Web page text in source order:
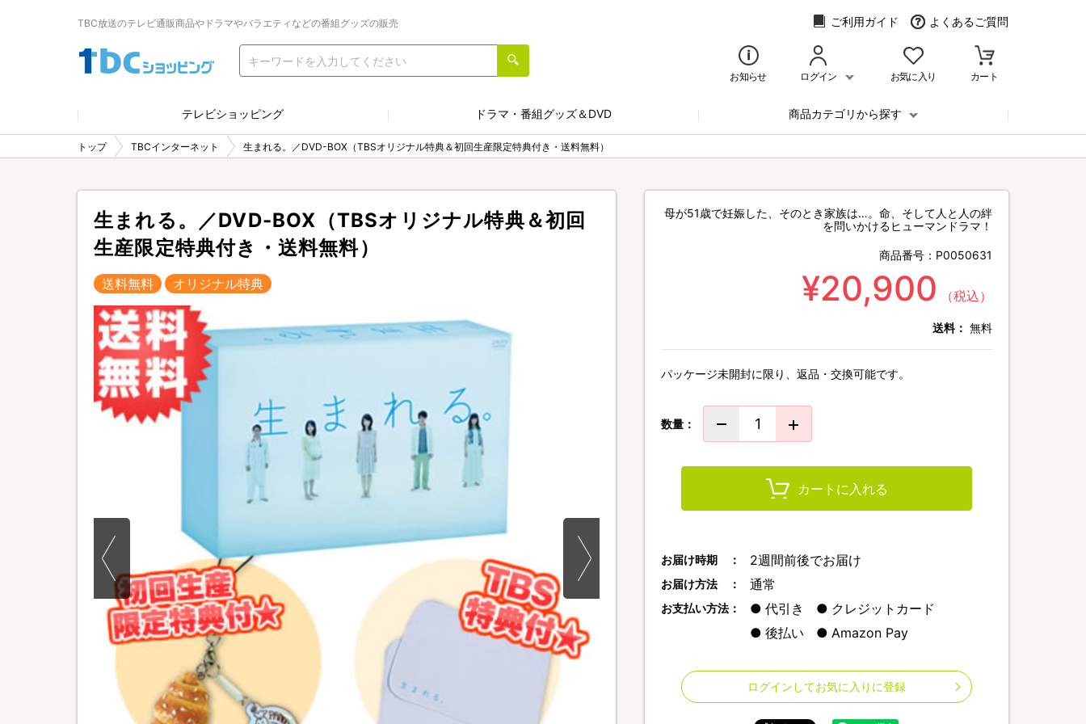
TBC放送のテレビ通販商品やドラマやバラエティなどの番組グッズの販売 ご利用ガイド よくあるご質問
お知らせ ログイン お気に入り カート
テレビショッピング ドラマ・番組グッズ＆DVD 商品カテゴリから探す
トップ TBCインターネット 生まれる。／DVD-BOX（TBSオリジナル特典＆初回生産限定特典付き・送料無料）
生まれる。／DVD-BOX（TBSオリジナル特典＆初回
生産限定特典付き・送料無料）
送料無料 オリジナル特典
母が51歳で妊娠した、そのとき家族は…。命、そして人と人の絆
を問いかけるヒューマンドラマ！
商品番号： P0050631
¥20,900 （税込）
送料： 無料
パッケージ未開封に限り、返品・交換可能です。
数量：
カートに入れる
お届け時期 ： 2週間前後でお届け
お届け方法 ： 通常
お支払い方法： 代引き
クレジットカード
後払い
Amazon Pay
ログインしてお気に入りに登録